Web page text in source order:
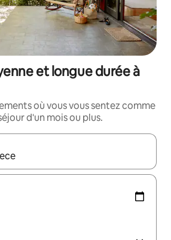
et longue durée à
où vous vous sentez comme
d'un mois ou plus.
s'affichent, utilisez les flèches vers le